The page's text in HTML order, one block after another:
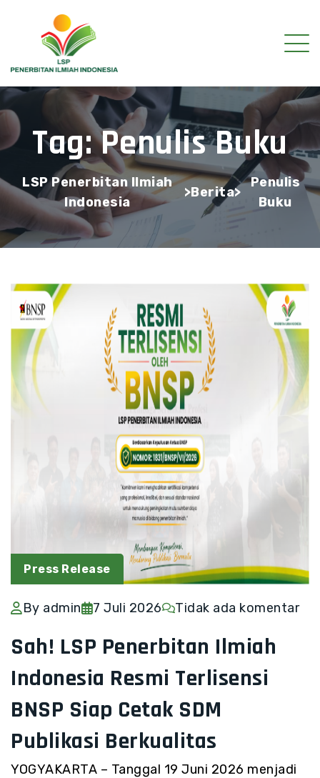
Tag:Penulis Buku
LSP Penerbitan Ilmiah
Indonesia
>Berita>
Penulis
Buku
Press Release
By admin 7 Juli 2026 Tidak ada komentar
Sah! LSP Penerbitan Ilmiah
Indonesia Resmi Terlisensi
BNSP Siap Cetak SDM
Publikasi Berkualitas
YOGYAKARTA – Tanggal 19 Juni 2026 menjadi